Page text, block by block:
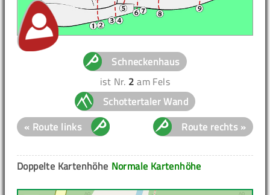
Schneckenhaus
ist Nr. 2 am Fels
Schottertaler Wand
« Route links
Route rechts »
Normale Kartenhöhe
Doppelte Kartenhöhe